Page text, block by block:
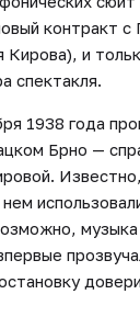
контракт с
и
спектакля.
1938 года
Брно —